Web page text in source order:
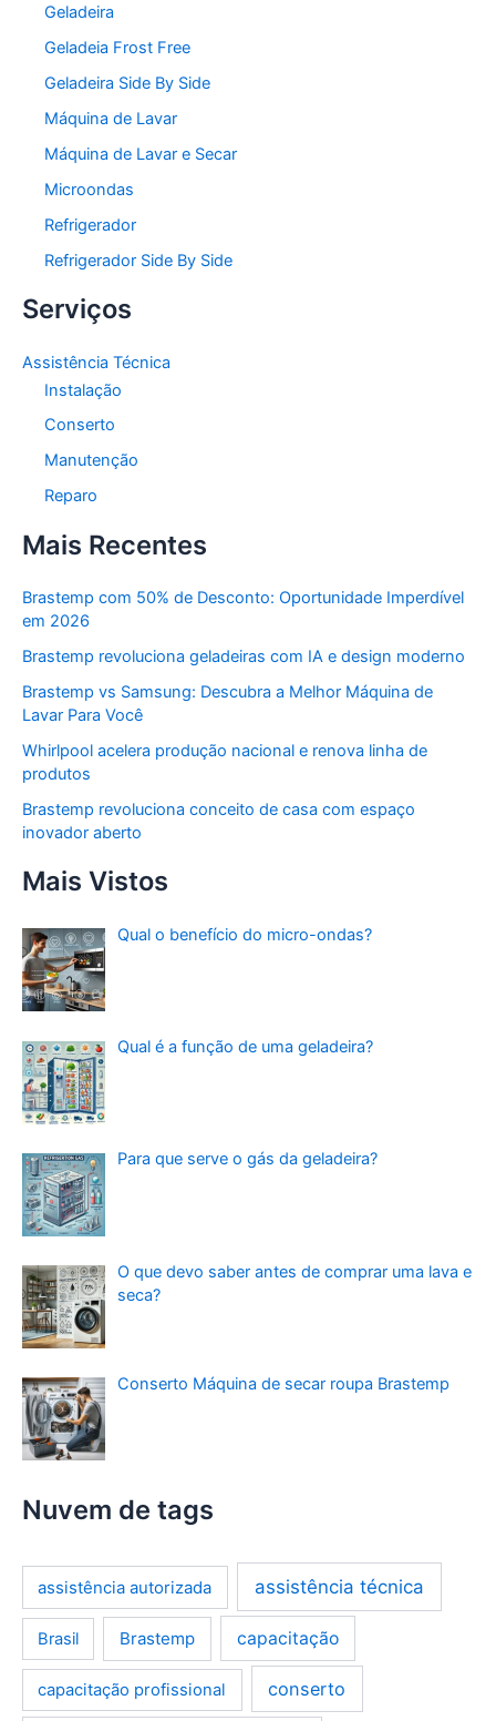
Geladeira
Geladeia Frost Free
Geladeira Side By Side
Máquina de Lavar
Máquina de Lavar e Secar
Microondas
Refrigerador
Refrigerador Side By Side
Serviços
Assistência Técnica
Instalação
Conserto
Manutenção
Reparo
Mais Recentes
Brastemp com 50% de Desconto: Oportunidade Imperdível
em 2026
Brastemp revoluciona geladeiras com IA e design moderno
Brastemp vs Samsung: Descubra a Melhor Máquina de
Lavar Para Você
Whirlpool acelera produção nacional e renova linha de
produtos
Brastemp revoluciona conceito de casa com espaço
inovador aberto
Mais Vistos
Qual o benefício do micro-ondas?
Qual é a função de uma geladeira?
Para que serve o gás da geladeira?
O que devo saber antes de comprar uma lava e
seca?
Conserto Máquina de secar roupa Brastemp
Nuvem de tags
assistência autorizada assistência técnica
Brasil Brastemp capacitação
capacitação profissional conserto